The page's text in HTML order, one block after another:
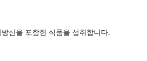
산을 포함한 식품을 섭취합니다.